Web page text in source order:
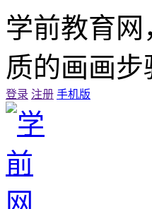
学前教育
质的画画
登录 注册 手机版